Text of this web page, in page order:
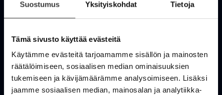
Suostumus Yksityiskohdat Tietoja
Tämä sivusto käyttää evästeitä
Käytämme evästeitä tarjoamamme sisällön ja mainosten
räätälöimiseen, sosiaalisen median ominaisuuksien
tukemiseen ja kävijämäärämme analysoimiseen. Lisäksi
jaamme sosiaalisen median, mainosalan ja analytiikka-
OmaValoo
Tukisivusto
Huolto- ja häiriötiedotteet
Valoo kokemuksia